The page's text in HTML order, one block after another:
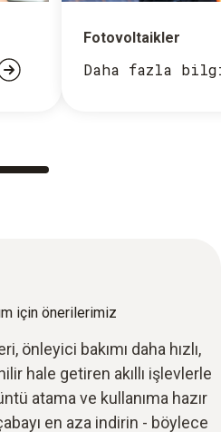
Fotovoltaikler
Daha fazla
için önerilerimiz
önleyici bakımı daha hızlı,
hale getiren akıllı işlevlerle
atama ve kullanıma hazır
en aza indirin - böylece